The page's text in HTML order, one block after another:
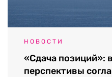
НОВОСТИ
«Сдача позиций»:
перспективы